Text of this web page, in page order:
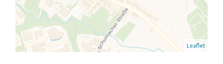
Leaflet